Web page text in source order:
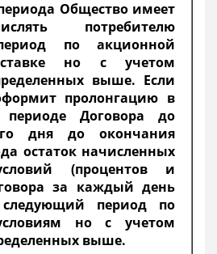
Общество имеет
потребителю
по акционной
ставке но с учетом
выше. Если
пролонгацию в
периоде Договора до
дня до окончания
остаток начисленных
(процентов и
за каждый день
период по
но с учетом
выше.